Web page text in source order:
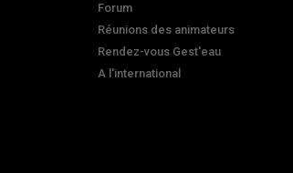
Forum
Réunions des animateurs
Rendez-vous Gest'eau
A l'international